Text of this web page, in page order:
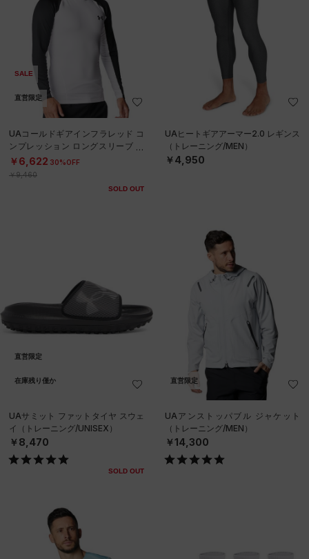
SALE
直営限定
UAコールドギアインフラレッド コ
ンプレッション ロングスリーブ モ
ックネック シャツ（トレーニング/
MEN）
￥6,622 30%OFF
￥9,460
SOLD OUT
UAヒートギアアーマー2.0 レギンス
（トレーニング/MEN）
￥4,950
直営限定
在庫残り僅か
UAサミット ファットタイヤ スウェ
イ（トレーニング/UNISEX）
￥8,470
SOLD OUT
直営限定
UAアンストッパブル ジャケット
（トレーニング/MEN）
￥14,300